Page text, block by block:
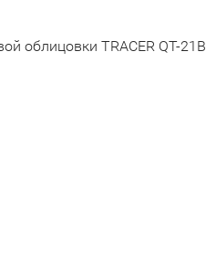
облицовки TRACER QT-21B